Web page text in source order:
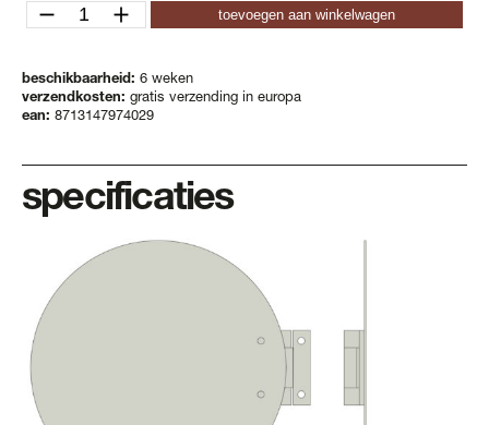
ditch
k
toevoegen aan winkelwagen
beschikbaarheid: 6 weken
verzendkosten: gratis verzending in europa
ean: 8713147974029
specificaties